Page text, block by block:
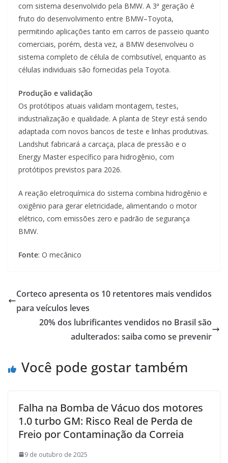
com sistema desenvolvido pela BMW. A 3ª geração é
fruto do desenvolvimento entre BMW–Toyota,
permitindo aplicações tanto em carros de passeio quanto
comerciais, porém, desta vez, a BMW desenvolveu o
sistema completo de célula de combsutível, enquanto as
células individuais são fornecidas pela Toyota.
Produção e validação
Os protótipos atuais validam montagem, testes,
industrialização e qualidade. A planta de Steyr está sendo
adaptada com novos bancos de teste e linhas produtivas.
Landshut fabricará a carcaça, placa de pressão e o
Energy Master específico para hidrogênio, com
protótipos previstos para 2026.
A reação eletroquímica do sistema combina hidrogênio e
oxigênio para gerar eletricidade, alimentando o motor
elétrico, com emissões zero e padrão de segurança
BMW.
Fonte: O mecânico
Corteco apresenta os 10 retentores mais vendidos
para veículos leves
20% dos lubrificantes vendidos no Brasil são
adulterados: saiba como se prevenir
Você pode gostar também
Falha na Bomba de Vácuo dos motores
1.0 turbo GM: Risco Real de Perda de
Freio por Contaminação da Correia
9 de outubro de 2025